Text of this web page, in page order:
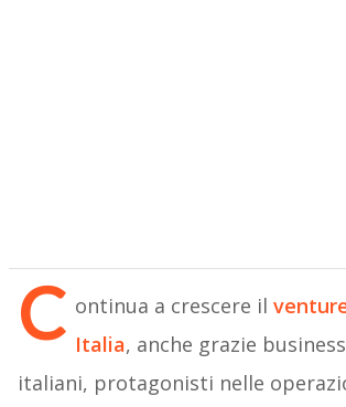
C ontinua a crescere il
Italia, anche grazie
italiani, protagonisti nelle